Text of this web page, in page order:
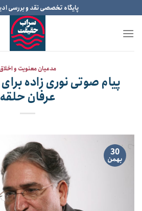
to
content
پایگاه تخصصی نقد و بررسی
مدعیان معنویت و اخلاق
پیام صوتی نوری زاده
عرفان حلقه
30
بهمن